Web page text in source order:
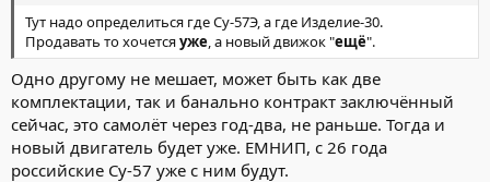
Тут надо определиться где Су-57Э, а где Изделие-30.
Продавать то хочетсяуже, а новый движок "ещё".
Одно другому не мешает, может быть как две
комплектации, так и банально контракт заключённый
сейчас, это самолёт через год-два, не раньше. Тогда и
новый двигатель будет уже. ЕМНИП, с 26 года
российские Су-57 уже с ним будут.